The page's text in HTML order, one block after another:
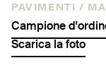
PAVIMENTI /
Campione
Scarica la foto